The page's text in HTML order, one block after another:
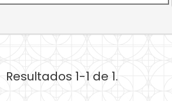
Resultados 1-1 de 1.